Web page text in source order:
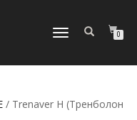
МОБІЛЬНЕ
0
/ Trenaver H (Тренболон